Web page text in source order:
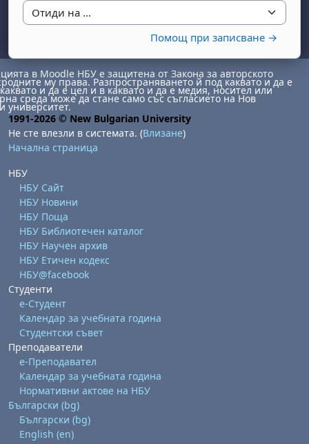
Отиди на ...
Помощ при записване →
в Moodle НБУ е защитена от Закона за авторското
му права. Разпространяването й под каквато и да е
и да е цел и в каквато и да е медия, носител или
среда може да стане само със съгласието на Нов
университет.
1991-2026 © New Bulgarian University
Не сте влезли в системата. (Влизане)
Начална страница
НБУ
НБУ Сайт
НБУ Новини
НБУ Поща
НБУ Библиотечен каталог
НБУ Научен архив
НБУ Етичен кодекс
НБУ@facebook
Студенти
е-Студент
Календар за учебната година
Студентски съвет
Преподаватели
е-Преподавател
Календар за учебната година
Нормативни актове на НБУ
Български ‎(bg)‎
Български ‎(bg)‎
English ‎(en)‎